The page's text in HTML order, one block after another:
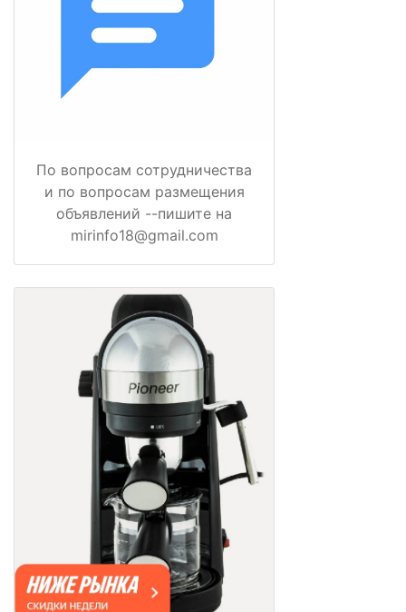
По вопросам сотрудничества
и по вопросам размещения
объявлений --пишите на
mirinfo18@gmail.com